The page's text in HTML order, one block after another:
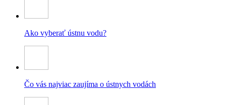
Ako vyberať ústnu vodu?
Čo vás najviac zaujíma o ústnych vodách